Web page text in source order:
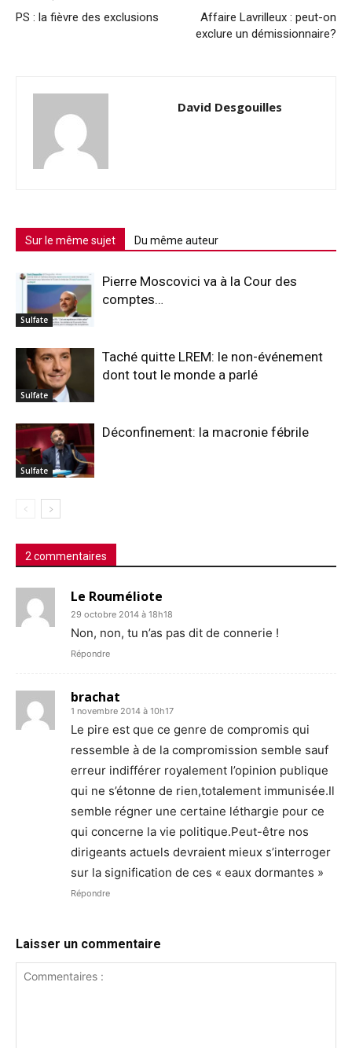
PS : la fièvre des exclusions
Affaire Lavrilleux : peut-on
exclure un démissionnaire?
David Desgouilles
Sur le même sujet Du même auteur
Sulfate
Pierre Moscovici va à la Cour des
comptes…
Sulfate
Taché quitte LREM: le non-événement
dont tout le monde a parlé
Sulfate
Déconfinement: la macronie fébrile
2 commentaires
Le Rouméliote
29 octobre 2014 à 18h18
Non, non, tu n’as pas dit de connerie !
Répondre
brachat
1 novembre 2014 à 10h17
Le pire est que ce genre de compromis qui
ressemble à de la compromission semble sauf
erreur indifférer royalement l’opinion publique
qui ne s’étonne de rien,totalement immunisée.Il
semble régner une certaine léthargie pour ce
qui concerne la vie politique.Peut-être nos
dirigeants actuels devraient mieux s’interroger
sur la signification de ces « eaux dormantes »
Répondre
Laisser un commentaire